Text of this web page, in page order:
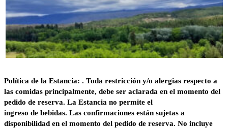
Política de la Estancia: . Toda restricción y/o alergias respecto a
las comidas principalmente, debe ser aclarada en el momento del
pedido de reserva. La Estancia no permite el
ingreso de bebidas. Las confirmaciones están sujetas a
disponibilidad en el momento del pedido de reserva. No incluye